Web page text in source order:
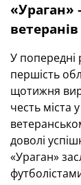
«Ураган»
У попередні
першість
щотижня
честь міста
доволі
«Ураган»